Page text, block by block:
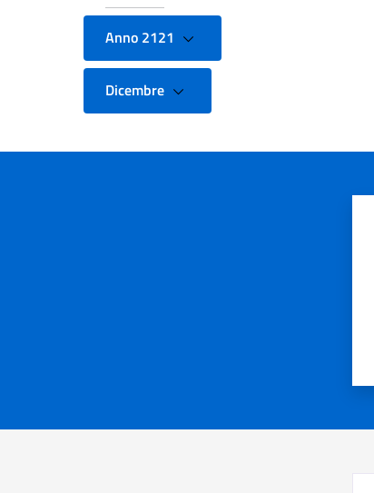
Anno 2121
Dicembre